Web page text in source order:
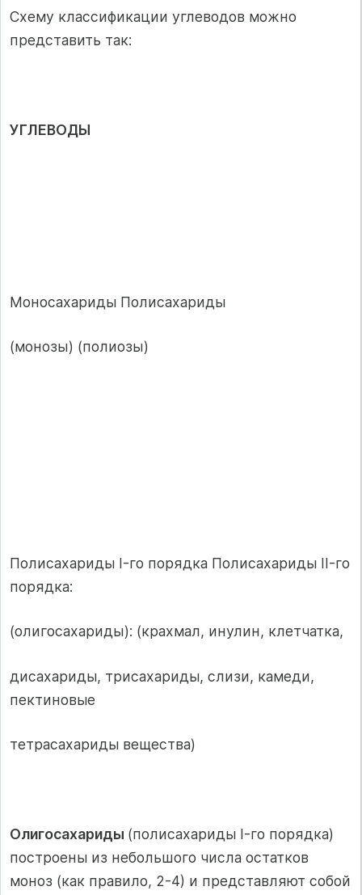
Схему классификации углеводов можно
представить так:
УГЛЕВОДЫ
Моносахариды Полисахариды
(монозы) (полиозы)
Полисахариды I-го порядка Полисахариды II-го
порядка:
(олигосахариды): (крахмал, инулин, клетчатка,
дисахариды, трисахариды, слизи, камеди,
пектиновые
тетрасахариды вещества)
Олигосахариды (полисахариды I-го порядка)
построены из небольшого числа остатков
моноз (как правило, 2-4) и представляют собой